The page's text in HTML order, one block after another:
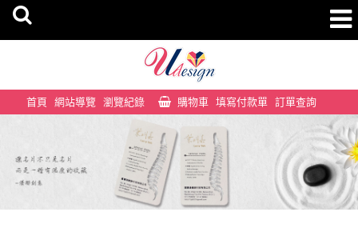
首頁 網站導覽 瀏覽紀錄 購物車 填寫付款單 訂單查詢